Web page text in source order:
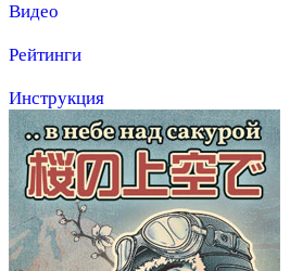
Видео
Рейтинги
Инструкция